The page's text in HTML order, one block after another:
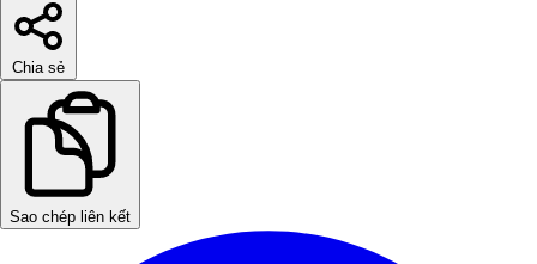
Chia sẻ
Sao chép liên kết